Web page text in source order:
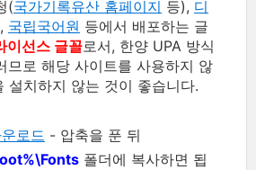
(국가기록유산 홈페이지 등), 디
, 국립국어원 등에서 배포하는 글
이선스 글꼴로서, 한양 UPA 방식
므로 해당 사이트를 사용하지 않
설치하지 않는 것이 좋습니다.
로드 - 압축을 푼 뒤
폴더에 복사하면 됩